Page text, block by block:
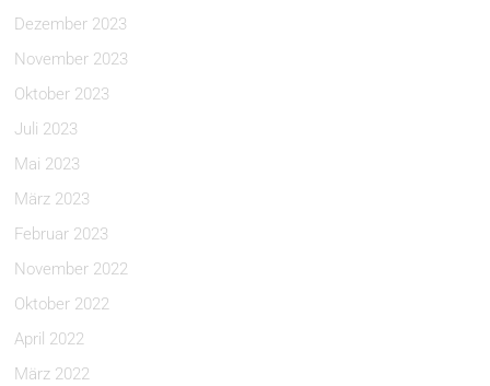
Dezember 2023
November 2023
Oktober 2023
Juli 2023
Mai 2023
März 2023
Februar 2023
November 2022
Oktober 2022
April 2022
März 2022